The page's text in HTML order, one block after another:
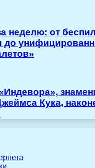
неделю: от
до
Кука,